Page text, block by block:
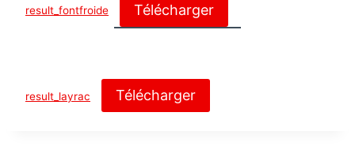
result_fontfroide Télécharger
result_layrac Télécharger